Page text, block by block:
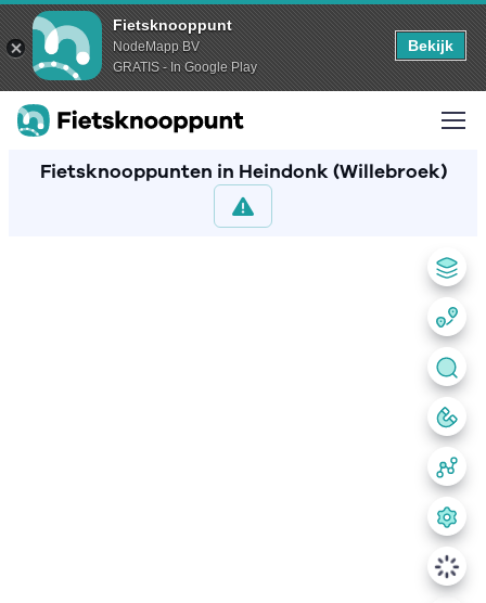
Fietsknooppunt
NodeMapp BV
GRATIS - In Google Play
Bekijk
Fietsknooppunten in Heindonk (Willebroek)